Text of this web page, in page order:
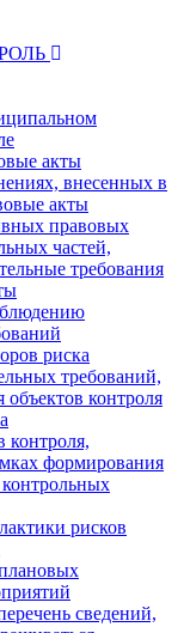
акты
внесенных в
акты
правовых
частей,
требования
риска
требований,
объектов контроля
контроля,
формирования
рисков
сведений,